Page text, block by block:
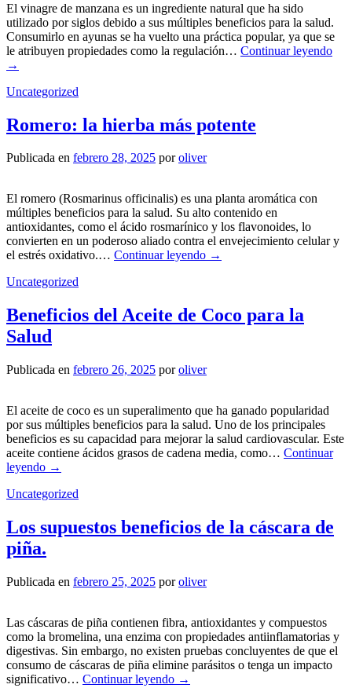
El vinagre de manzana es un ingrediente natural que ha sido
utilizado por siglos debido a sus múltiples beneficios para la salud.
Consumirlo en ayunas se ha vuelto una práctica popular, ya que se
le atribuyen propiedades como la regulación… Continuar leyendo
→
Uncategorized
Romero: la hierba más potente
Publicada en febrero 28, 2025 poroliver
El romero (Rosmarinus officinalis) es una planta aromática con
múltiples beneficios para la salud. Su alto contenido en
antioxidantes, como el ácido rosmarínico y los flavonoides, lo
convierten en un poderoso aliado contra el envejecimiento celular y
el estrés oxidativo.… Continuar leyendo →
Uncategorized
Beneficios del Aceite de Coco para la
Salud
Publicada en febrero 26, 2025 poroliver
El aceite de coco es un superalimento que ha ganado popularidad
por sus múltiples beneficios para la salud. Uno de los principales
beneficios es su capacidad para mejorar la salud cardiovascular. Este
aceite contiene ácidos grasos de cadena media, como… Continuar
leyendo →
Uncategorized
Los supuestos beneficios de la cáscara de
piña.
Publicada en febrero 25, 2025 poroliver
Las cáscaras de piña contienen fibra, antioxidantes y compuestos
como la bromelina, una enzima con propiedades antiinflamatorias y
digestivas. Sin embargo, no existen pruebas concluyentes de que el
consumo de cáscaras de piña elimine parásitos o tenga un impacto
significativo… Continuar leyendo →